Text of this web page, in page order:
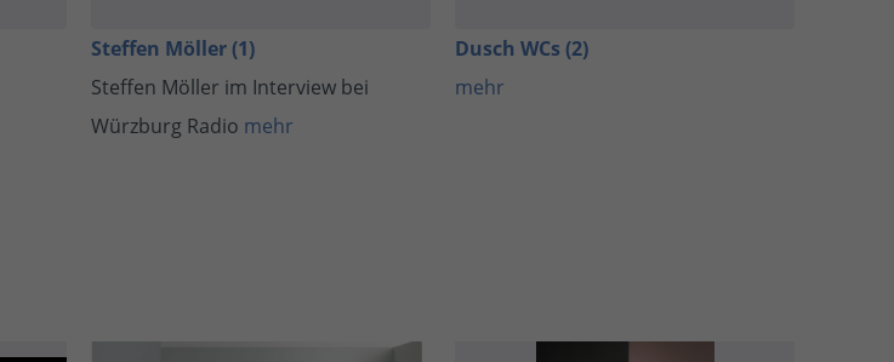
Steffen Möller (1)
Steffen Möller im Interview bei
Würzburg Radio mehr
Dusch WCs (2)
mehr